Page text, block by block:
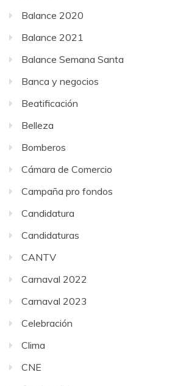
Balance 2020
Balance 2021
Balance Semana Santa
Banca y negocios
Beatificación
Belleza
Bomberos
Cámara de Comercio
Campaña pro fondos
Candidatura
Candidaturas
CANTV
Carnaval 2022
Carnaval 2023
Celebración
Clima
CNE